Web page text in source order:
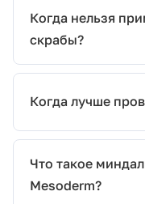
Когда нельзя
скрабы?
Когда лучше
Что такое
Mesoderm?